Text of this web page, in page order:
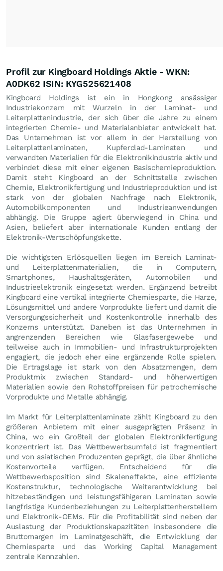
Profil zur Kingboard Holdings Aktie - WKN:
A0DK62 ISIN: KYG525621408
Kingboard Holdings ist ein in Hongkong ansässiger
Industriekonzern mit Wurzeln in der Laminat- und
Leiterplattenindustrie, der sich über die Jahre zu einem
integrierten Chemie- und Materialanbieter entwickelt hat.
Das Unternehmen ist vor allem in der Herstellung von
Leiterplattenlaminaten, Kupferclad-Laminaten und
verwandten Materialien für die Elektronikindustrie aktiv und
verbindet diese mit einer eigenen Basischemieproduktion.
Damit steht Kingboard an der Schnittstelle zwischen
Chemie, Elektronikfertigung und Industrieproduktion und ist
stark von der globalen Nachfrage nach Elektronik,
Automobilkomponenten und Industrieanwendungen
abhängig. Die Gruppe agiert überwiegend in China und
Asien, beliefert aber internationale Kunden entlang der
Elektronik-Wertschöpfungskette.
Die wichtigsten Erlösquellen liegen im Bereich Laminat-
und Leiterplattenmaterialien, die in Computern,
Smartphones, Haushaltsgeräten, Automobilen und
Industrieelektronik eingesetzt werden. Ergänzend betreibt
Kingboard eine vertikal integrierte Chemiesparte, die Harze,
Lösungsmittel und andere Vorprodukte liefert und damit die
Versorgungssicherheit und Kostenkontrolle innerhalb des
Konzerns unterstützt. Daneben ist das Unternehmen in
angrenzenden Bereichen wie Glasfasergewebe und
teilweise auch in Immobilien- und Infrastrukturprojekten
engagiert, die jedoch eher eine ergänzende Rolle spielen.
Die Ertragslage ist stark von den Absatzmengen, dem
Produktmix zwischen Standard- und höherwertigen
Materialien sowie den Rohstoffpreisen für petrochemische
Vorprodukte und Metalle abhängig.
Im Markt für Leiterplattenlaminate zählt Kingboard zu den
größeren Anbietern mit einer ausgeprägten Präsenz in
China, wo ein Großteil der globalen Elektronikfertigung
konzentriert ist. Das Wettbewerbsumfeld ist fragmentiert
und von asiatischen Produzenten geprägt, die über ähnliche
Kostenvorteile verfügen. Entscheidend für die
Wettbewerbsposition sind Skaleneffekte, eine effiziente
Kostenstruktur, technologische Weiterentwicklung bei
hitzebeständigen und leistungsfähigeren Laminaten sowie
langfristige Kundenbeziehungen zu Leiterplattenherstellern
und Elektronik-OEMs. Für die Profitabilität sind neben der
Auslastung der Produktionskapazitäten insbesondere die
Bruttomargen im Laminatgeschäft, die Entwicklung der
Chemiesparte und das Working Capital Management
zentrale Kennzahlen.